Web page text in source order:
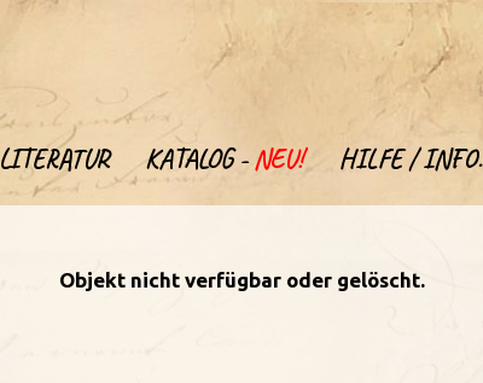
LITERATUR KATALOG -NEU! HILFE / INFO.
Objekt nicht verfügbar oder gelöscht.